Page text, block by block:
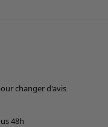
changer d'avis
48h